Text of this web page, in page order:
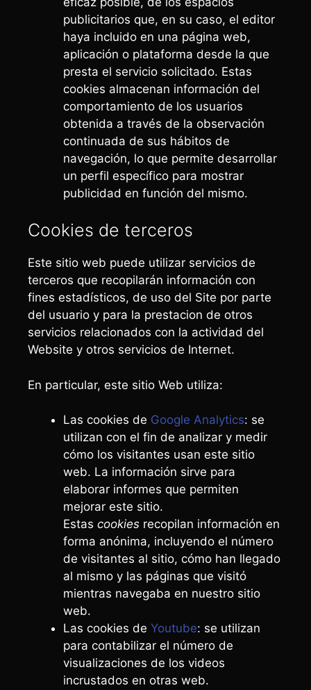
publicitarios que, en su caso, el editor
haya incluido en una página web,
aplicación o plataforma desde la que
presta el servicio solicitado. Estas
cookies almacenan información del
comportamiento de los usuarios
obtenida a través de la observación
continuada de sus hábitos de
navegación, lo que permite desarrollar
un perfil específico para mostrar
publicidad en función del mismo.
Cookies de terceros
Este sitio web puede utilizar servicios de
terceros que recopilarán información con
fines estadísticos, de uso del Site por parte
del usuario y para la prestacion de otros
servicios relacionados con la actividad del
Website y otros servicios de Internet.
En particular, este sitio Web utiliza:
Las cookies de Google Analytics: se
utilizan con el fin de analizar y medir
cómo los visitantes usan este sitio
web. La información sirve para
elaborar informes que permiten
mejorar este sitio.
Estas cookies recopilan información en
forma anónima, incluyendo el número
de visitantes al sitio, cómo han llegado
al mismo y las páginas que visitó
mientras navegaba en nuestro sitio
web.
Las cookies de Youtube: se utilizan
para contabilizar el número de
visualizaciones de los videos
incrustados en otras web.